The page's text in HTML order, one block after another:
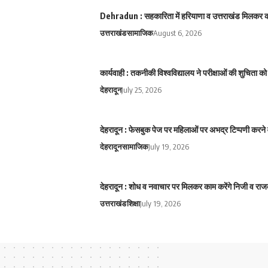
Dehradun : सहकारिता में हरियाणा व उत्तराखंड मिलकर
उत्तराखंडसामाजिकAugust 6, 2026
कार्यवाही : तकनीकी विश्वविद्यालय ने परीक्षाओं की
देहरादूनJuly 25, 2026
देहरादून : फेसबुक पेज पर महिलाओं पर अभद्र टिप्पणी करने
देहरादूनसामाजिकJuly 19, 2026
देहरादून : शोध व नवाचार पर मिलकर काम करेंगे निजी व
उत्तराखंडशिक्षाJuly 19, 2026